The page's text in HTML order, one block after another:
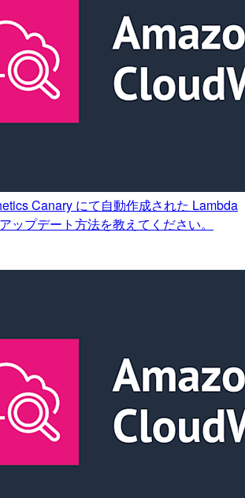
Canary にて自動作成された Lambda
ップデート方法を教えてください。